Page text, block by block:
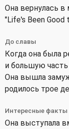
Она вернулась
"Life's Been Good
До славы
Когда она была
и большую
Она вышла
родилось трое
Интересные факты
Она выступала